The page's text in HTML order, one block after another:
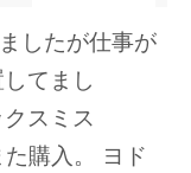
したが仕事が
てまし
スミス
購入。 ヨド